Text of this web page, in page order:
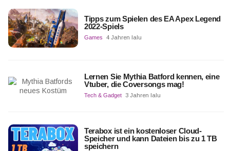
Tipps zum Spielen des EA Apex Legend
2022-Spiels
Games 4 Jahren lalu
Lernen Sie Mythia Batford kennen, eine
Vtuber, die Coversongs mag!
Tech & Gadget 3 Jahren lalu
Terabox ist ein kostenloser Cloud-
Speicher und kann Dateien bis zu 1 TB
speichern